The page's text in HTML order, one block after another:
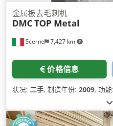
Scerne 7,427 km
金属板去毛刺机
DMCTOP Metal
价格信息
状况: 二手, 制造年份: 2009, 功能: